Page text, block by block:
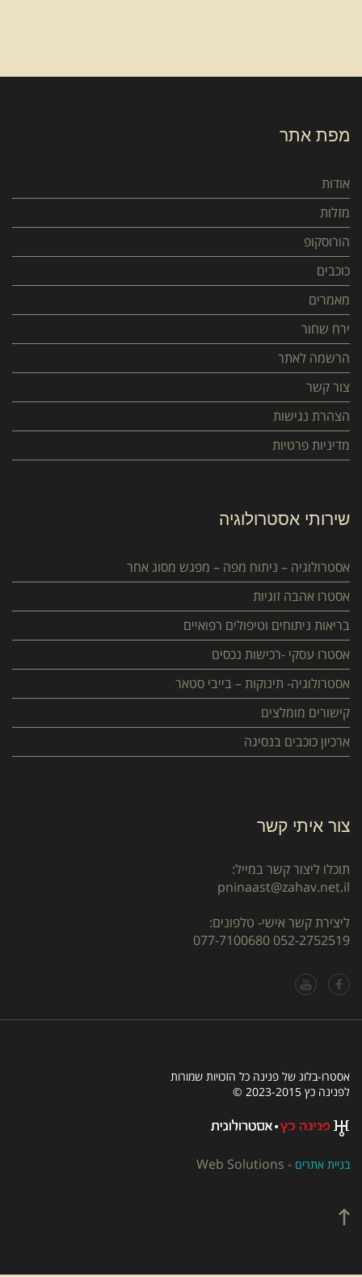
מפת אתר
אודות
מזלות
הורוסקופ
כוכבים
מאמרים
ירח שחור
הרשמה לאתר
צור קשר
הצהרת נגישות
מדיניות פרטיות
שירותי אסטרולוגיה
אסטרולוגיה – ניתוח מפה – מפגש מסוג אחר
אסטרו אהבה זוגיות
בריאות ניתוחים וטיפולים רפואיים
אסטרו עסקי -רכישות נכסים
אסטרולוגיה- תינוקות – בייבי סטאר
קישורים מומלצים
ארכיון כוכבים בנסיגה
צור איתי קשר
תוכלו ליצור קשר במייל:
pninaast@zahav.net.il
ליצירת קשר אישי- טלפונים:
052-2752519
077-7100680
אסטרו-בלוג של פנינה כל הזכויות שמורות
לפנינה כץ 2023-2015 ©
בניית אתרים -
Web Solutions